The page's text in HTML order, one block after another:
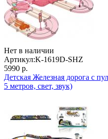
Нет в наличии
Артикул:K-1619D-SHZ
5990 р.
Детская Железная дорога с
5 метров, свет, звук)